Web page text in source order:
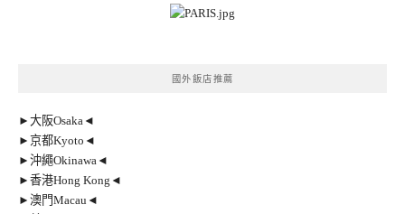
國外飯店推薦
►大阪Osaka◄
►京都Kyoto◄
►沖繩Okinawa◄
►香港Hong Kong◄
►澳門Macau◄